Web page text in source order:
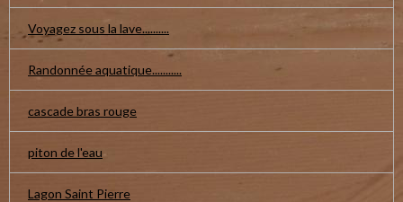
Voyagez sous la lave..........
Randonnée aquatique...........
cascade bras rouge
piton de l'eau
Lagon Saint Pierre